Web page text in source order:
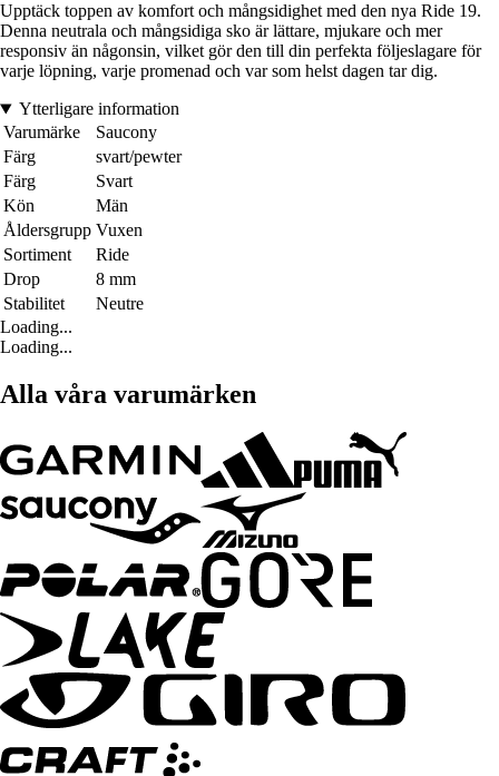
Upptäck toppen av komfort och mångsidighet med den nya Ride 19.
Denna neutrala och mångsidiga sko är lättare, mjukare och mer
responsiv än någonsin, vilket gör den till din perfekta följeslagare för
varje löpning, varje promenad och var som helst dagen tar dig.
Ytterligare information
Varumärke
Saucony
Färg
svart/pewter
Färg
Svart
Kön
Män
Åldersgrupp Vuxen
Sortiment
Ride
Drop
8 mm
Stabilitet
Neutre
Loading...
Loading...
Alla våra varumärken